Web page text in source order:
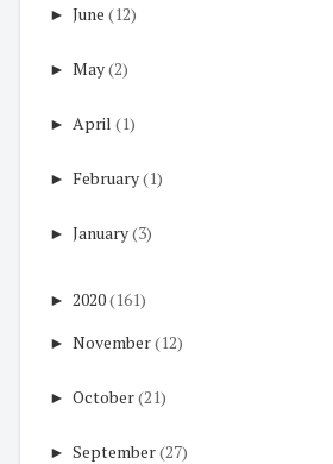
► June (12)
► May(2)
► April (1)
► February(1)
► January(3)
► 2020(161)
► November(12)
► October(21)
► September(27)